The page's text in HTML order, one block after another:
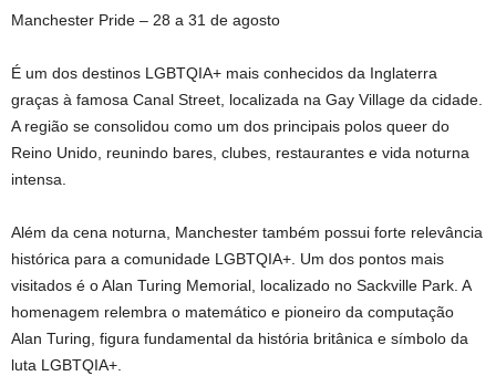
Manchester Pride – 28 a 31 de agosto
É um dos destinos LGBTQIA+ mais conhecidos da Inglaterra
graças à famosa Canal Street, localizada na Gay Village da cidade.
A região se consolidou como um dos principais polos queer do
Reino Unido, reunindo bares, clubes, restaurantes e vida noturna
intensa.
Além da cena noturna, Manchester também possui forte relevância
histórica para a comunidade LGBTQIA+. Um dos pontos mais
visitados é o Alan Turing Memorial, localizado no Sackville Park. A
homenagem relembra o matemático e pioneiro da computação
Alan Turing, figura fundamental da história britânica e símbolo da
luta LGBTQIA+.